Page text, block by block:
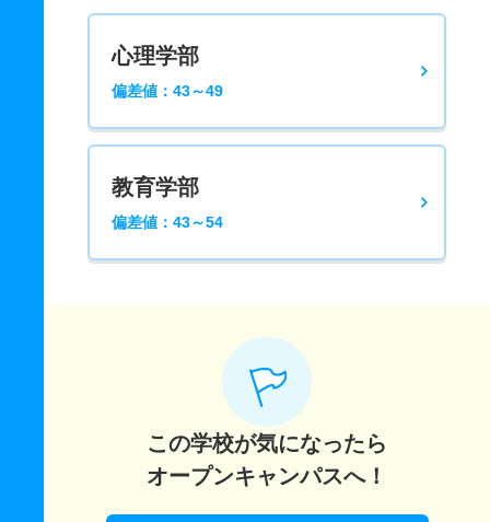
心理学部
偏差値：43～49
教育学部
偏差値：43～54
この学校が気になったら
オープンキャンパスへ！